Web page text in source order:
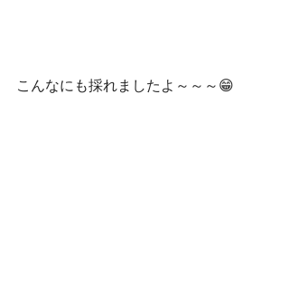
こんなにも採れましたよ～～～😁